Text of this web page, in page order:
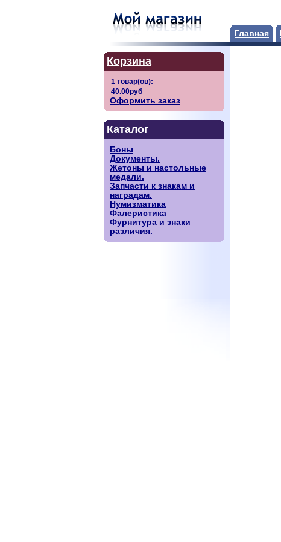
Главная
Корзина
Оформить заказ
Каталог
Боны
Документы.
Жетоны и настольные
медали.
Запчасти к знакам и
наградам.
Нумизматика
Фалеристика
Фурнитура и знаки
различия.